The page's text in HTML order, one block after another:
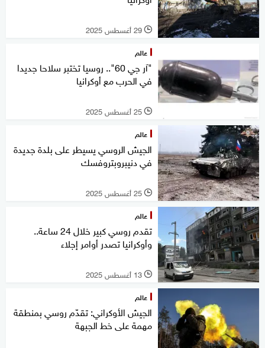
l 29 أغسطس 2025
عالم
"آر جي 60".. روسيا تختبر سلاحا جديدا
في الحرب مع أوكرانيا
l 25 أغسطس 2025
عالم
الجيش الروسي يسيطر على بلدة جديدة
في دنيبروبتروفسك
l 25 أغسطس 2025
عالم
تقدم روسي كبير خلال 24 ساعة..
وأوكرانيا تصدر أوامر إجلاء
l 13 أغسطس 2025
عالم
الجيش الأوكراني: تقدّم روسي بمنطقة
مهمة على خط الجبهة